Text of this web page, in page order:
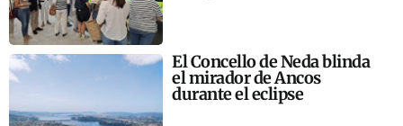
El Concello de Neda blinda
el mirador de Ancos
durante el eclipse